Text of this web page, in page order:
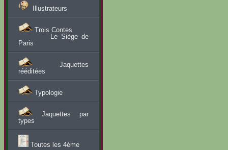
Illustrateurs
Trois Contes
Le Siège de
Paris
Jaquettes
rééditées
Typologie
Jaquettes par
types
Toutes les 4ème